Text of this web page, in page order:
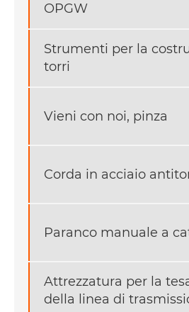
OPGW
Strumenti per la
torri
Vieni con noi, pinza
Corda in acciaio
Paranco manuale a
Attrezzatura per la
della linea di